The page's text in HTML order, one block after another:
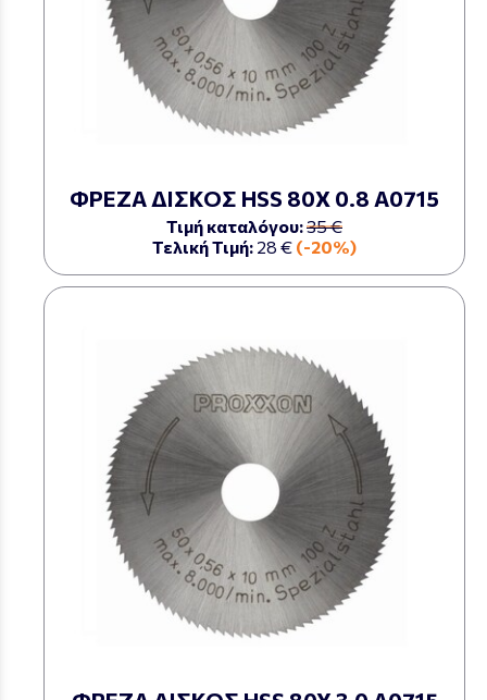
ΦΡΕΖΑ ΔΙΣΚΟΣ HSS 80Χ 0.8 Α0715
Τιμή καταλόγου:35 €
Τελική Τιμή: 28 € (-20%)